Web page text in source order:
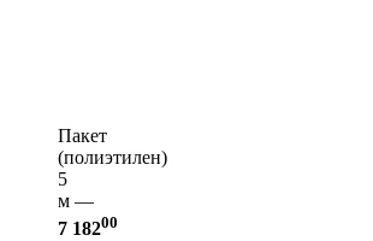
Пакет
(полиэтилен)
5
м —
7 18200